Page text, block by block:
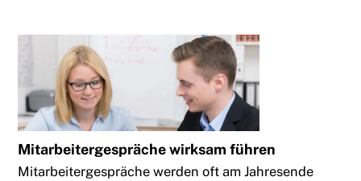
Mitarbeitergespräche wirksam führen
Mitarbeitergespräche werden oft am Jahresende